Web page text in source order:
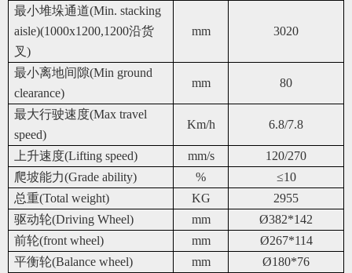
最小堆垛通道(Min. stacking
aisle)(1000x1200,1200沿货
叉)
mm 3020
最小离地间隙(Min ground
clearance)
mm 80
最大行驶速度(Max travel
speed)
Km/h 6.8/7.8
上升速度(Lifting speed) mm/s
120/270
爬坡能力(Grade ability)
%
≤10
总重(Total weight)
KG
2955
驱动轮(Driving Wheel)
mm
Ø382*142
前轮(front wheel)
mm
Ø267*114
平衡轮(Balance wheel)
mm
Ø180*76